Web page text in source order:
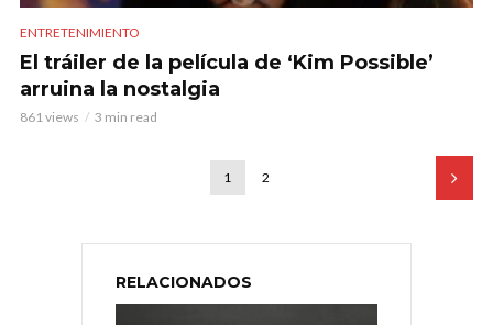
ENTRETENIMIENTO
El tráiler de la película de ‘Kim Possible’
arruina la nostalgia
861 views 3 min read
1 2
RELACIONADOS